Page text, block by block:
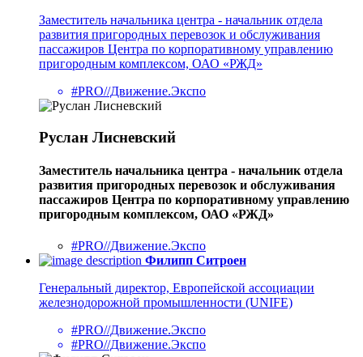
Заместитель начальника центра - начальник отдела
развития пригородных перевозок и обслуживания
пассажиров Центра по корпоративному управлению
пригородным комплексом, ОАО «РЖД»
#PRO//Движение.Экспо
Руслан Лисневский
Заместитель начальника центра - начальник отдела
развития пригородных перевозок и обслуживания
пассажиров Центра по корпоративному управлению
пригородным комплексом, ОАО «РЖД»
#PRO//Движение.Экспо
Филипп Ситроен
Генеральный директор, Европейской ассоциации
железнодорожной промышленности (UNIFE)
#PRO//Движение.Экспо
#PRO//Движение.Экспо